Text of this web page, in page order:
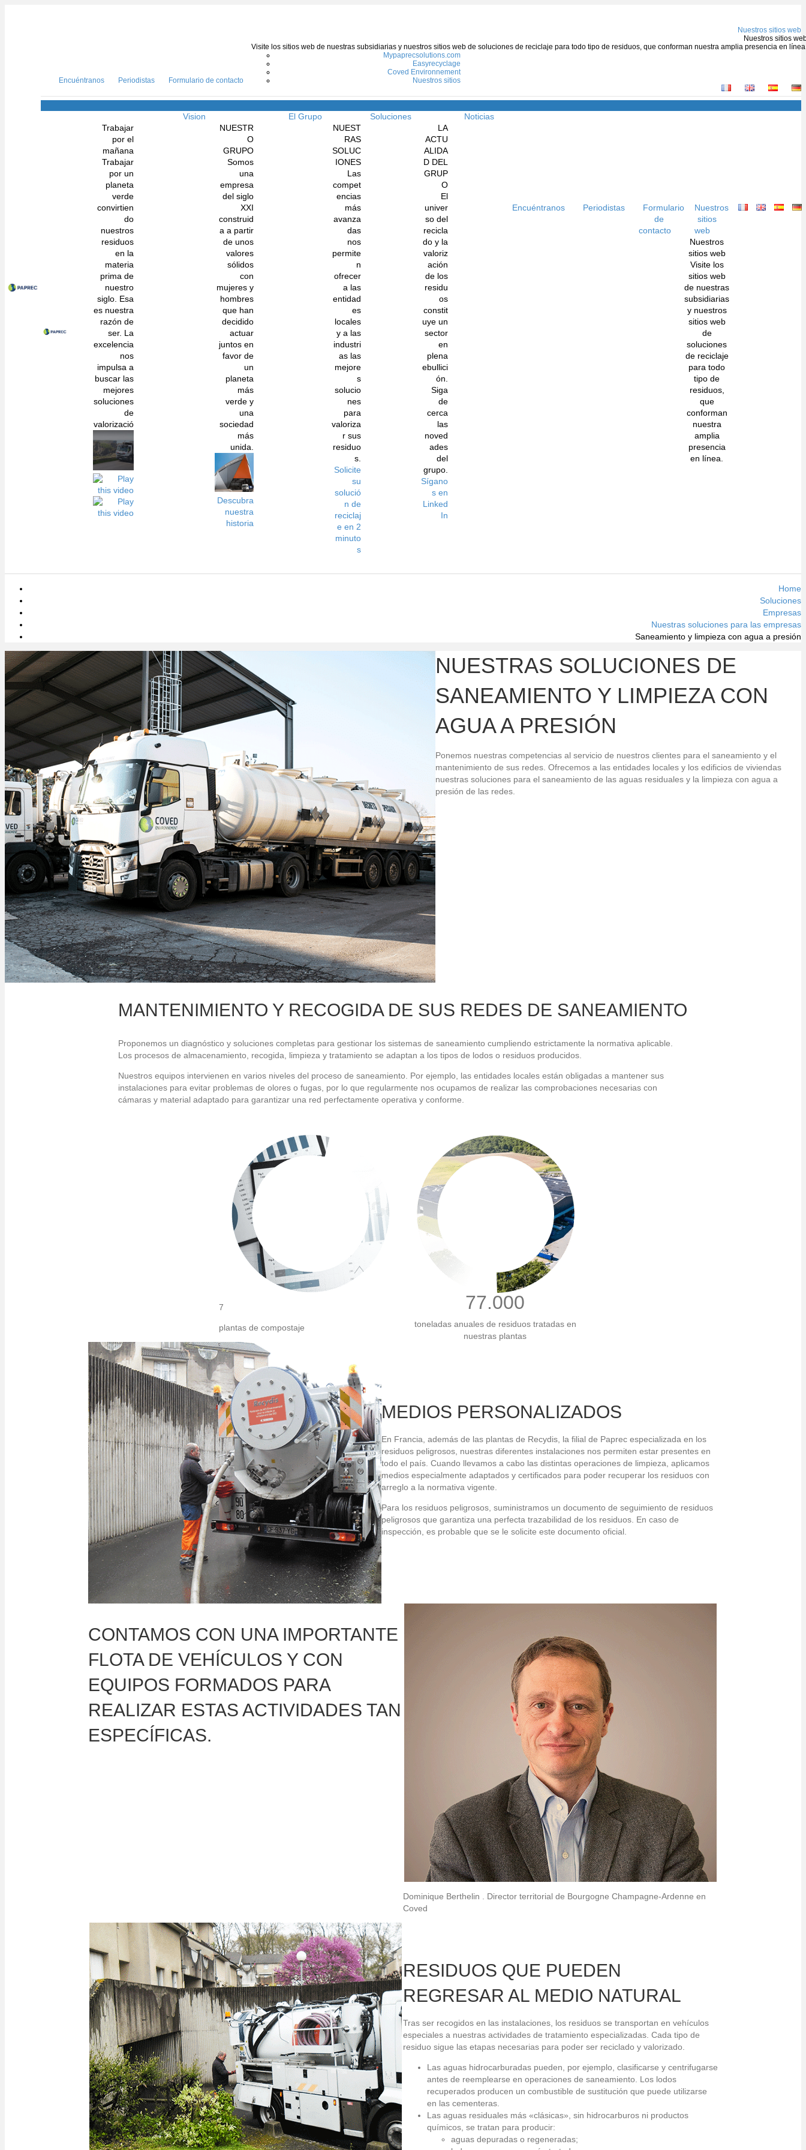
Encuéntranos Periodistas Formulario de contacto
Nuestros sitios web
Nuestros sitios
Visite los sitios web de nuestras subsidiarias y nuestros sitios web de soluciones de reciclaje para todo tipo de residuos, que conforman nuestra amplia presencia en
Mypaprecsolutions.com
Easyrecyclage
Coved Environnement
Nuestros sitios
Menú
Vision
Trabajar
por el
mañana
Trabajar
por un
planeta
verde
convirtien
do
nuestros
residuos
en la
materia
prima de
nuestro
siglo. Esa
es nuestra
razón de
ser. La
excelencia
nos
impulsa a
buscar las
mejores
soluciones
de
valorizació
El Grupo
NUESTR
O
GRUPO
Somos
una
empresa
del siglo
XXI
construid
a a partir
de unos
valores
sólidos
con
mujeres y
hombres
que han
decidido
actuar
juntos en
favor de
un
planeta
más
verde y
una
sociedad
más
unida.
Descubra
nuestra
historia
Soluciones
NUEST
RAS
SOLUC
IONES
Las
compet
encias
más
avanza
das
nos
permite
n
ofrecer
a las
entidad
es
locales
y a las
industri
as las
mejore
s
solucio
nes
para
valoriza
r sus
residuo
s.
Solicite
su
solució
n de
reciclaj
e en 2
minuto
s
Noticias
LA
ACTU
ALIDA
D DEL
GRUP
O
El
univer
so del
recicla
do y la
valoriz
ación
de los
residu
os
constit
uye un
sector
en
plena
ebullici
ón.
Siga
de
cerca
las
noved
ades
del
grupo.
Sígano
s en
Linked
In
Encuéntranos Periodistas
Formulario
de
contacto
Nuestros
sitios
web
Nuestros
sitios web
Visite los
sitios web
de nuestras
subsidiarias
y nuestros
sitios web
de
soluciones
de reciclaje
para todo
tipo de
residuos,
que
conforman
nuestra
amplia
presencia
en línea.
Home
Soluciones
Empresas
Nuestras soluciones para las empresas
Saneamiento y limpieza con agua a presión
NUESTRAS SOLUCIONES DE
SANEAMIENTO Y LIMPIEZA CON
AGUA A PRESIÓN
Ponemos nuestras competencias al servicio de nuestros clientes para el saneamiento y el
mantenimiento de sus redes. Ofrecemos a las entidades locales y los edificios de viviendas
nuestras soluciones para el saneamiento de las aguas residuales y la limpieza con agua a
presión de las redes.
MANTENIMIENTO Y RECOGIDA DE SUS REDES DE SANEAMIENTO
Proponemos un diagnóstico y soluciones completas para gestionar los sistemas de saneamiento cumpliendo estrictamente la normativa aplicable.
Los procesos de almacenamiento, recogida, limpieza y tratamiento se adaptan a los tipos de lodos o residuos producidos.
Nuestros equipos intervienen en varios niveles del proceso de saneamiento. Por ejemplo, las entidades locales están obligadas a mantener sus
instalaciones para evitar problemas de olores o fugas, por lo que regularmente nos ocupamos de realizar las comprobaciones necesarias con
cámaras y material adaptado para garantizar una red perfectamente operativa y conforme.
7
plantas de compostaje
77.000
toneladas anuales de residuos tratadas en
nuestras plantas
MEDIOS PERSONALIZADOS
En Francia, además de las plantas de Recydis, la filial de Paprec especializada en los
residuos peligrosos, nuestras diferentes instalaciones nos permiten estar presentes en
todo el país. Cuando llevamos a cabo las distintas operaciones de limpieza, aplicamos
medios especialmente adaptados y certificados para poder recuperar los residuos con
arreglo a la normativa vigente.
Para los residuos peligrosos, suministramos un documento de seguimiento de residuos
peligrosos que garantiza una perfecta trazabilidad de los residuos. En caso de
inspección, es probable que se le solicite este documento oficial.
CONTAMOS CON UNA IMPORTANTE
FLOTA DE VEHÍCULOS Y CON
EQUIPOS FORMADOS PARA
REALIZAR ESTAS ACTIVIDADES TAN
ESPECÍFICAS.
Dominique Berthelin
Director territorial de Bourgogne Champagne-Ardenne en
Coved
RESIDUOS QUE PUEDEN
REGRESAR AL MEDIO NATURAL
Tras ser recogidos en las instalaciones, los residuos se transportan en vehículos
especiales a nuestras actividades de tratamiento especializadas. Cada tipo de
residuo sigue las etapas necesarias para poder ser reciclado y valorizado.
Las aguas hidrocarburadas pueden, por ejemplo, clasificarse y centrifugarse
antes de reemplearse en operaciones de saneamiento. Los lodos
recuperados producen un combustible de sustitución que puede utilizarse
en las cementeras.
Las aguas residuales más «clásicas», sin hidrocarburos ni productos
químicos, se tratan para producir:
aguas depuradas o regeneradas;